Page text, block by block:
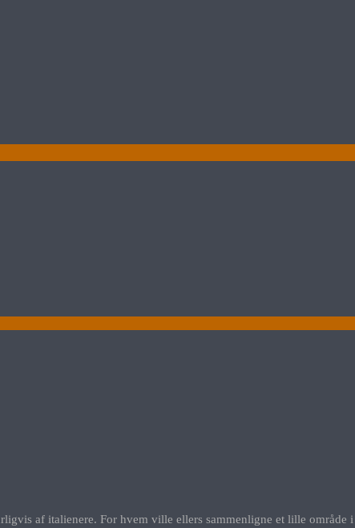
af italienere. For hvem ville ellers sammenligne et lille